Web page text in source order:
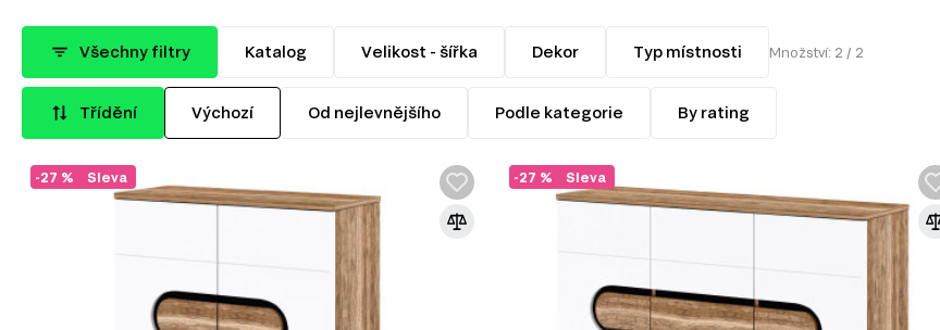
Všechny filtry Katalog Velikost - šířka Dekor Typ místnosti Množství: 2 / 2
Třídění Výchozí Od nejlevnějšího Podle kategorie By rating
Sleva
-27 % Sleva
-27 %